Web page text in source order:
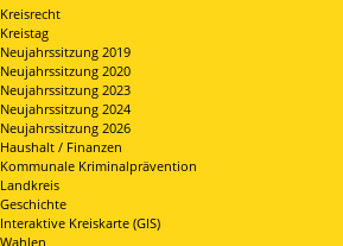
Kreisrecht
Kreistag
Neujahrssitzung 2019
Neujahrssitzung 2020
Neujahrssitzung 2023
Neujahrssitzung 2024
Neujahrssitzung 2026
Haushalt / Finanzen
Kommunale Kriminalprävention
Landkreis
Geschichte
Interaktive Kreiskarte (GIS)
Wahlen